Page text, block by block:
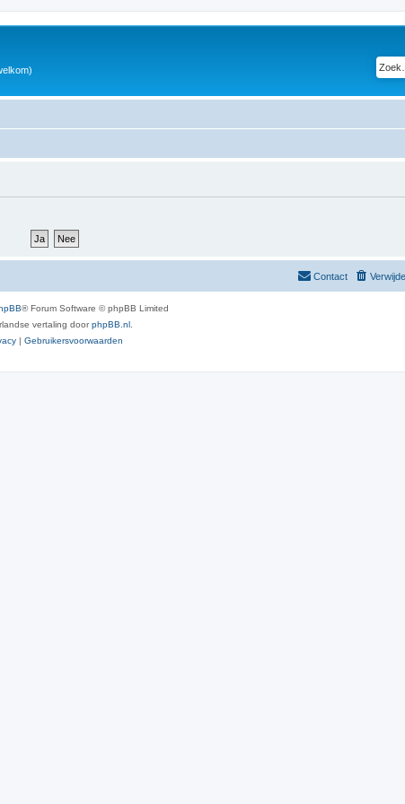
Contact
® Forum Software © phpBB Limited
vertaling doorphpBB.nl
| Gebruikersvoorwaarden